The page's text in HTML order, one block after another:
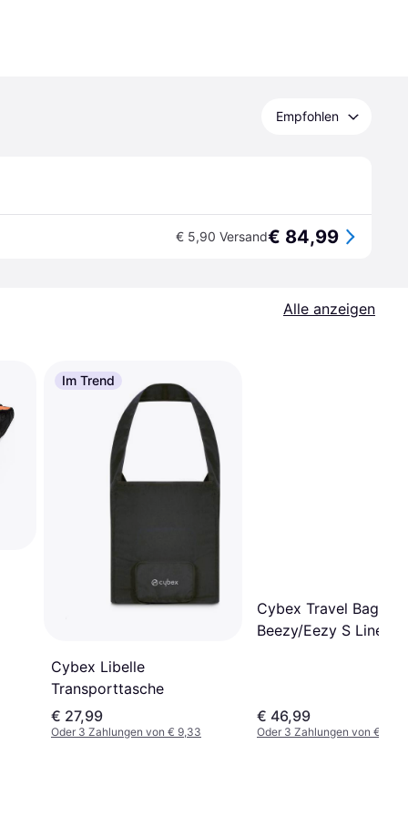
Empfohlen
€ 5,90 Versand€ 84,99
Alle anzeigen
Im Trend
Cybex Libelle
Transporttasche
€ 27,99
Oder 3 Zahlungen von € 9,33
Cybex Travel Bag
Beezy/Eezy S Line
€ 46,99
Oder 3 Zahlungen von €